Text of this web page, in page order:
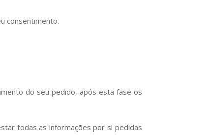
consentimento.
do seu pedido, após esta fase os
todas as informações por si pedidas